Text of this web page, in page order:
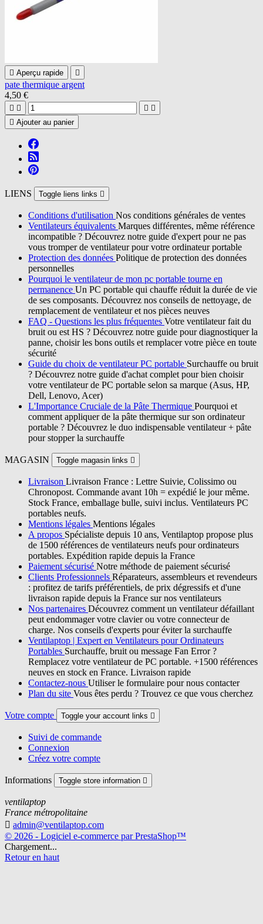
 Aperçu rapide 
pate thermique argent
4,50 €
   
 Ajouter au panier
LIENS Toggle liens links 
Conditions d'utilisation Nos conditions générales de ventes
Ventilateurs équivalents Marques différentes, même référence
incompatible ? Découvrez notre guide d'expert pour ne pas
vous tromper de ventilateur pour votre ordinateur portable
Protection des données Politique de protection des données
personnelles
Pourquoi le ventilateur de mon pc portable tourne en
permanence Un PC portable qui chauffe réduit la durée de vie
de ses composants. Découvrez nos conseils de nettoyage, de
remplacement de ventilateur et nos pièces neuves
FAQ - Questions les plus fréquentes Votre ventilateur fait du
bruit ou est HS ? Découvrez notre guide pour diagnostiquer la
panne, choisir les bons outils et remplacer votre pièce en toute
sécurité
Guide du choix de ventilateur PC portable Surchauffe ou bruit
? Découvrez notre guide d'achat complet pour bien choisir
votre ventilateur de PC portable selon sa marque (Asus, HP,
Dell, Lenovo, Acer)
L'Importance Cruciale de la Pâte Thermique Pourquoi et
comment appliquer de la pâte thermique sur son ordinateur
portable ? Découvrez le duo indispensable ventilateur + pâte
pour stopper la surchauffe
MAGASIN Toggle magasin links 
Livraison Livraison France : Lettre Suivie, Colissimo ou
Chronopost. Commande avant 10h = expédié le jour même.
Stock France, emballage bulle, suivi inclus. Ventilateurs PC
portables neufs.
Mentions légales Mentions légales
A propos Spécialiste depuis 10 ans, Ventilaptop propose plus
de 1500 références de ventilateurs neufs pour ordinateurs
portables. Expédition rapide depuis la France
Paiement sécurisé Notre méthode de paiement sécurisé
Clients Professionnels Réparateurs, assembleurs et revendeurs
: profitez de tarifs préférentiels, de prix dégressifs et d'une
livraison rapide depuis la France sur nos ventilateurs
Nos partenaires Découvrez comment un ventilateur défaillant
peut endommager votre clavier ou votre connecteur de
charge. Nos conseils d'experts pour éviter la surchauffe
Ventilaptop | Expert en Ventilateurs pour Ordinateurs
Portables Surchauffe, bruit ou message Fan Error ?
Remplacez votre ventilateur de PC portable. +1500 références
neuves en stock en France. Livraison rapide
Contactez-nous Utiliser le formulaire pour nous contacter
Plan du site Vous êtes perdu ? Trouvez ce que vous cherchez
Votre compte Toggle your account links 
Suivi de commande
Connexion
Créez votre compte
Informations Toggle store information 
ventilaptop
France métropolitaine
 admin@ventilaptop.com
© 2026 - Logiciel e-commerce par PrestaShop™
Chargement...
Retour en haut